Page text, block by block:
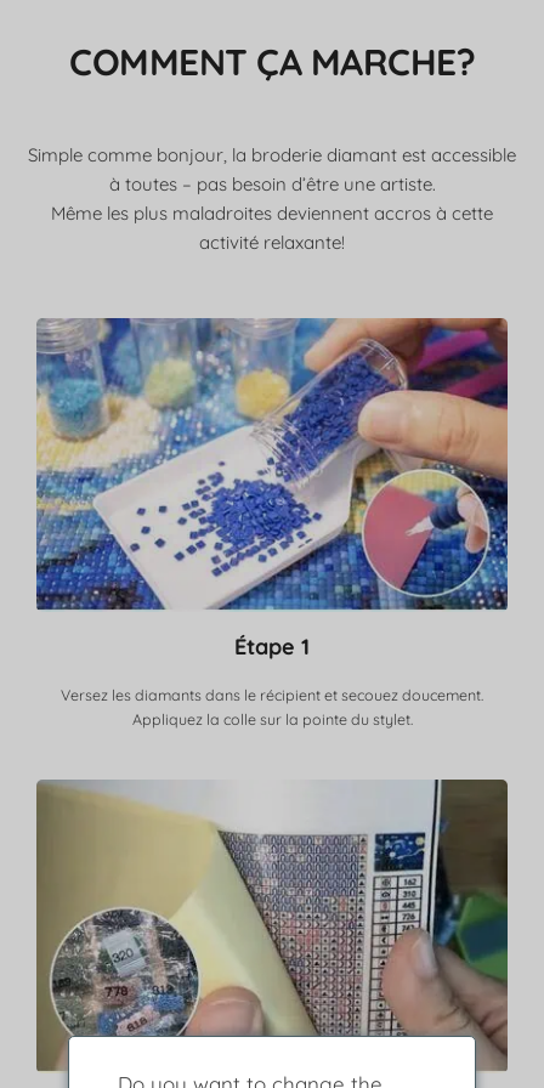
COMMENT ÇA MARCHE?
Simple comme bonjour, la broderie diamant est accessible
à toutes – pas besoin d’être une artiste.
Même les plus maladroites deviennent accros à cette
activité relaxante!
Étape 1
Versez les diamants dans le récipient et secouez doucement.
Appliquez la colle sur la pointe du stylet.